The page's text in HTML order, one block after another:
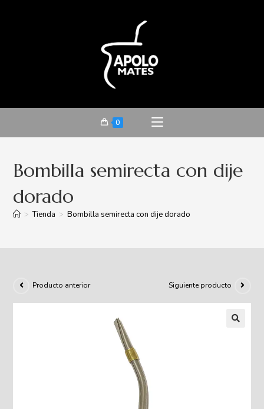
0
Bombilla semirecta con dije
dorado
> Tienda > Bombilla semirecta con dije dorado
Producto anterior Siguiente producto